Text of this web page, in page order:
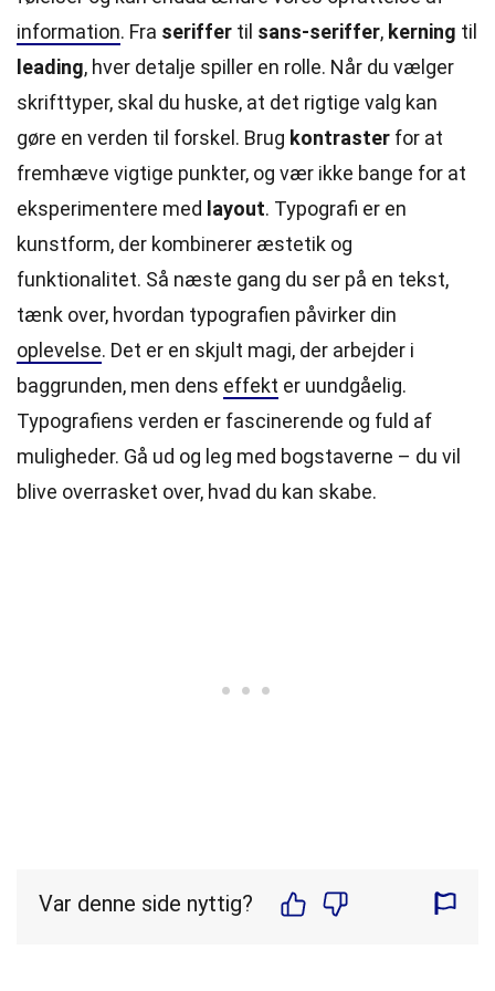
information. Fra seriffer til sans-seriffer, kerning til
leading, hver detalje spiller en rolle. Når du vælger
skrifttyper, skal du huske, at det rigtige valg kan
gøre en verden til forskel. Brug kontraster for at
fremhæve vigtige punkter, og vær ikke bange for at
eksperimentere med layout. Typografi er en
kunstform, der kombinerer æstetik og
funktionalitet. Så næste gang du ser på en tekst,
tænk over, hvordan typografien påvirker din
oplevelse. Det er en skjult magi, der arbejder i
baggrunden, men dens effekt er uundgåelig.
Typografiens verden er fascinerende og fuld af
muligheder. Gå ud og leg med bogstaverne – du vil
blive overrasket over, hvad du kan skabe.
Var denne side nyttig?